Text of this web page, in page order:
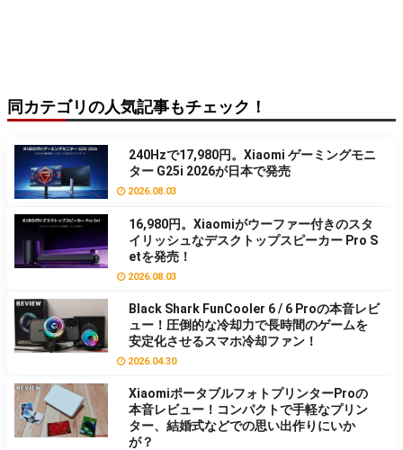
同カテゴリの人気記事もチェック！
240Hzで17,980円。Xiaomi ゲーミングモニ
ター G25i 2026が日本で発売
2026.08.03
16,980円。Xiaomiがウーファー付きのスタ
イリッシュなデスクトップスピーカー Pro S
etを発売！
2026.08.03
Black Shark FunCooler 6 / 6 Proの本音レビ
ュー！圧倒的な冷却力で長時間のゲームを
安定化させるスマホ冷却ファン！
2026.04.30
XiaomiポータブルフォトプリンターProの
本音レビュー！コンパクトで手軽なプリン
ター、結婚式などでの思い出作りにいか
が？